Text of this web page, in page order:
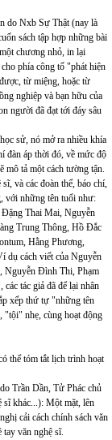
do Nxb Sự Thật (nay là
sách tập hợp những bài
chương nhỏ, in lại
phía công tố "phát hiện
từ miệng, hoặc từ
nghiệp và bạn hữu của
người đã đạt tới đáy sâu
sử, nó mở ra nhiều khía
đàn áp thời đó, về mức độ
mô tả một cách tường tận.
và các đoàn thể, báo chí,
với những tên tuổi như:
Thai Mai, Nguyễn
Trung Thông, Hồ Đắc
Hằng Phương,
dụ cách viết của Nguyễn
Nguyễn Đình Thi, Phạm
tác giả đã để lại nhân
xếp thứ tự "những tên
"tội" nhẹ, cùng hoạt động
thể tóm tắt lịch trình hoạt
Trần Dần, Tử Phác chủ
sĩ khác...): Một mặt, lên
cải cách chính sách văn
tay văn nghệ sĩ.